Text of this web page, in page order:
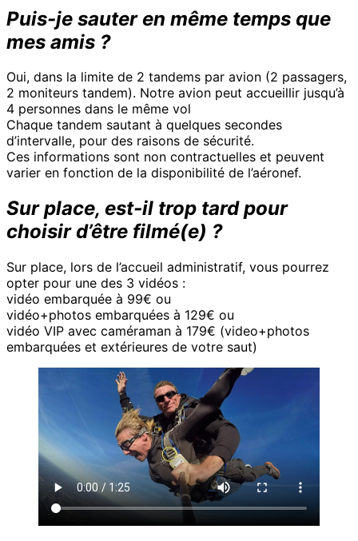
Puis-je sauter en même temps que
mes amis ?
Oui, dans la limite de 2 tandems par avion (2 passagers,
2 moniteurs tandem). Notre avion peut accueillir jusqu’à
4 personnes dans le même vol
Chaque tandem sautant à quelques secondes
d’intervalle, pour des raisons de sécurité.
Ces informations sont non contractuelles et peuvent
varier en fonction de la disponibilité de l’aéronef.
Sur place, est-il trop tard pour
choisir d’être filmé(e) ?
Sur place, lors de l’accueil administratif, vous pourrez
opter pour une des 3 vidéos :
vidéo embarquée à 99€ ou
vidéo+photos embarquées à 129€ ou
vidéo VIP avec caméraman à 179€ (video+photos
embarquées et extérieures de votre saut)